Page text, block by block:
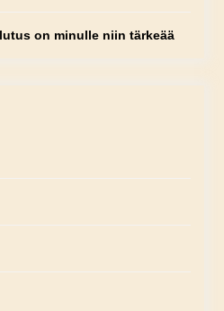
on minulle niin tärkeää